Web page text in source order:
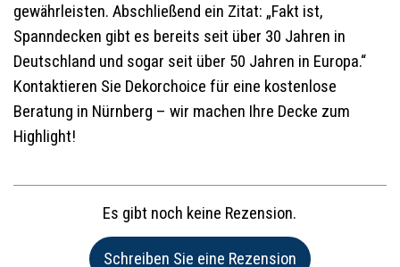
gewährleisten. Abschließend ein Zitat: „Fakt ist,
Spanndecken gibt es bereits seit über 30 Jahren in
Deutschland und sogar seit über 50 Jahren in Europa.“
Kontaktieren Sie Dekorchoice für eine kostenlose
Beratung in Nürnberg – wir machen Ihre Decke zum
Highlight!
Es gibt noch keine Rezension.